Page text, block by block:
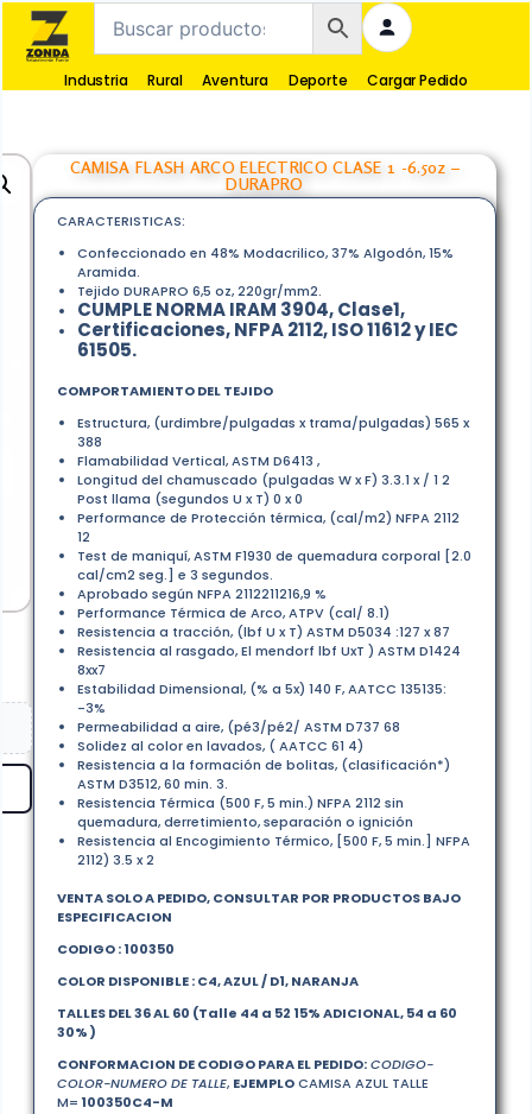
Industria Rural Aventura Deporte Cargar Pedido
CAMISA FLASH ARCO ELECTRICO CLASE 1 -6.5oz –
DURAPRO
CARACTERISTICAS:
Confeccionado en 48% Modacrilico, 37% Algodón, 15%
Aramida.
Tejido DURAPRO 6,5 oz, 220gr/mm2.
CUMPLE NORMA IRAM 3904, Clase1,
Certificaciones, NFPA 2112, ISO 11612 y IEC
61505.
COMPORTAMIENTO DEL TEJIDO
Estructura, (urdimbre/pulgadas x trama/pulgadas) 565 x
388
Flamabilidad Vertical, ASTM D6413 ,
Longitud del chamuscado (pulgadas W x F) 3.3.1 x / 1 2
Post llama (segundos U x T) 0 x 0
Performance de Protección térmica, (cal/m2) NFPA 2112
12
Test de maniquí, ASTM F1930 de quemadura corporal [2.0
cal/cm2 seg.] e 3 segundos.
Aprobado según NFPA 2112211216,9 %
Performance Térmica de Arco, ATPV (cal/ 8.1)
Resistencia a tracción, (lbf U x T) ASTM D5034 :127 x 87
Resistencia al rasgado, El mendorf lbf UxT ) ASTM D1424
8xx7
Estabilidad Dimensional, (% a 5x) 140 F, AATCC 135135:
-3%
Permeabilidad a aire, (pé3/pé2/ ASTM D737 68
Solidez al color en lavados, ( AATCC 61 4)
Resistencia a la formación de bolitas, (clasificación*)
ASTM D3512, 60 min. 3.
Resistencia Térmica (500 F, 5 min.) NFPA 2112 sin
quemadura, derretimiento, separación o ignición
Resistencia al Encogimiento Térmico, [500 F, 5 min.] NFPA
2112) 3.5 x 2
VENTA SOLO A PEDIDO, CONSULTAR POR PRODUCTOS BAJO
ESPECIFICACION
CODIGO : 100350
COLOR DISPONIBLE : C4, AZUL / D1, NARANJA
TALLES DEL 36 AL 60 (Talle 44 a 52 15% ADICIONAL, 54 a 60
30% )
CONFORMACION DE CODIGO PARA EL PEDIDO:CODIGO-
COLOR-NUMERO DE TALLE, EJEMPLOCAMISA AZUL TALLE
M= 100350C4-M